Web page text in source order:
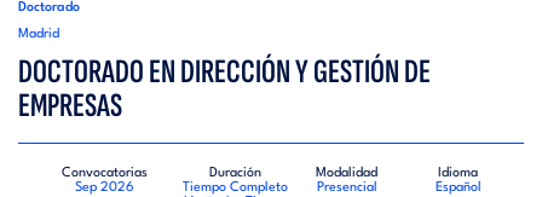
Doctorado
Madrid
DOCTORADO EN DIRECCIÓN Y GESTIÓN DE
EMPRESAS
Convocatorias
Sep 2026
Duración
Tiempo Completo
Modalidad
Presencial
Idioma
Español